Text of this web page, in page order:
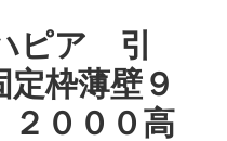
ピア 引
枠薄壁９
０００高